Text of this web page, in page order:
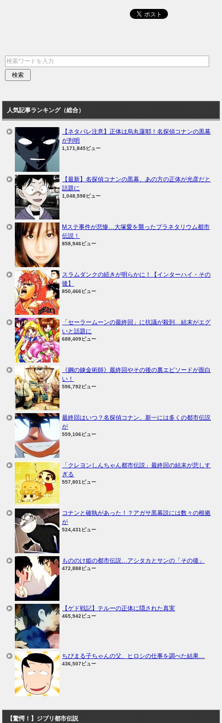
人気記事ランキング（総合）
【ネタバレ注意】正体は烏丸蓮耶！名探偵コナンの黒幕
が判明
1,171,845ビュー
【最新】名探偵コナンの黒幕、あの方の正体が光彦だと
話題に
1,048,598ビュー
Mステ事件が悲惨…大塚愛を襲ったプラネタリウム都市
伝説！
858,946ビュー
スラムダンクの続きが明らかに！【インターハイ・その
後】
850,466ビュー
「セーラームーンの最終回」に抗議が殺到…結末がエグ
いと話題に
688,409ビュー
《鋼の錬金術師》最終回やその後の裏エピソードが面白
い！
596,792ビュー
最終回はいつ？名探偵コナン、新一には多くの都市伝説
が
559,106ビュー
「クレヨンしんちゃん都市伝説」最終回の結末が悲しす
ぎる
557,801ビュー
コナンと確執があった！？アガサ黒幕説には数々の根拠
が
524,431ビュー
もののけ姫の都市伝説…アシタカとサンの「その後」
472,888ビュー
【ゲド戦記】テルーの正体に隠された真実
465,942ビュー
ちびまる子ちゃんの父、ヒロシの仕事を調べた結果…
436,507ビュー
【驚愕！】ジブリ都市伝説